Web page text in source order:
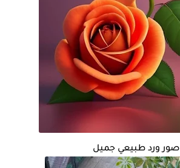
صور ورد طبيعي جميل